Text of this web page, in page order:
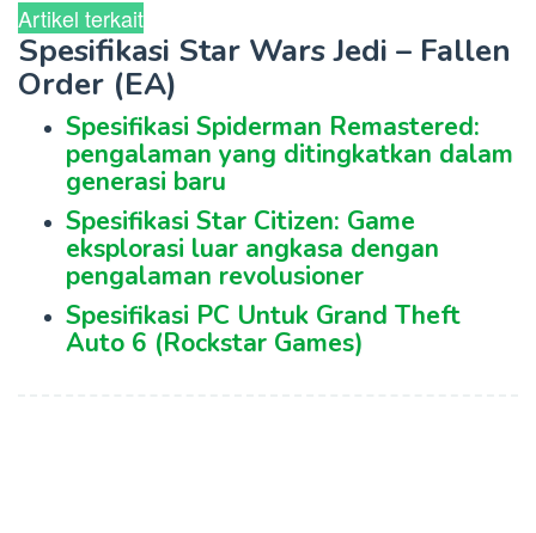
Artikel terkait
Spesifikasi Star Wars Jedi – Fallen
Order (EA)
Spesifikasi Spiderman Remastered:
pengalaman yang ditingkatkan dalam
generasi baru
Spesifikasi Star Citizen: Game
eksplorasi luar angkasa dengan
pengalaman revolusioner
Spesifikasi PC Untuk Grand Theft
Auto 6 (Rockstar Games)